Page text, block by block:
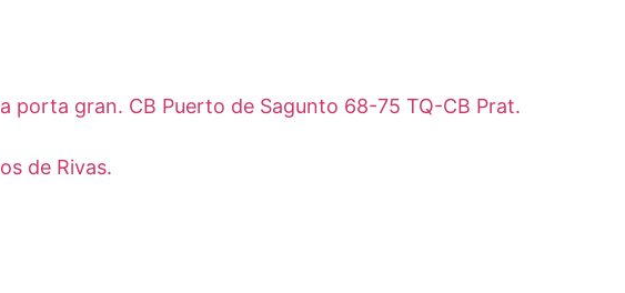
porta gran. CB Puerto de Sagunto 68-75 TQ-CB Prat.
de Rivas.